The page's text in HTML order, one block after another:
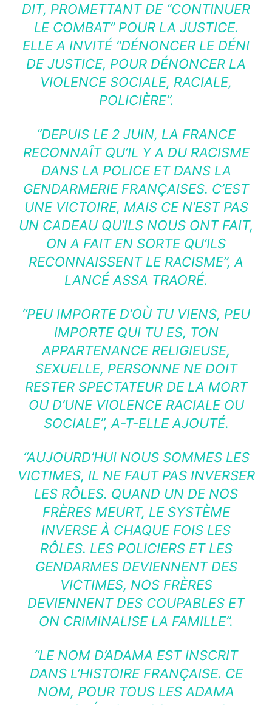
DIT, PROMETTANT DE “CONTINUER
LE COMBAT” POUR LA JUSTICE.
ELLE A INVITÉ “DÉNONCER LE DÉNI
DE JUSTICE, POUR DÉNONCER LA
VIOLENCE SOCIALE, RACIALE,
POLICIÈRE”.
“DEPUIS LE 2 JUIN, LA FRANCE
RECONNAÎT QU’IL Y A DU RACISME
DANS LA POLICE ET DANS LA
GENDARMERIE FRANÇAISES. C’EST
UNE VICTOIRE, MAIS CE N’EST PAS
UN CADEAU QU’ILS NOUS ONT FAIT,
ON A FAIT EN SORTE QU’ILS
RECONNAISSENT LE RACISME”, A
LANCÉ ASSA TRAORÉ.
“PEU IMPORTE D’OÙ TU VIENS, PEU
IMPORTE QUI TU ES, TON
APPARTENANCE RELIGIEUSE,
SEXUELLE, PERSONNE NE DOIT
RESTER SPECTATEUR DE LA MORT
OU D’UNE VIOLENCE RACIALE OU
SOCIALE”, A-T-ELLE AJOUTÉ.
“AUJOURD’HUI NOUS SOMMES LES
VICTIMES, IL NE FAUT PAS INVERSER
LES RÔLES. QUAND UN DE NOS
FRÈRES MEURT, LE SYSTÈME
INVERSE À CHAQUE FOIS LES
RÔLES. LES POLICIERS ET LES
GENDARMES DEVIENNENT DES
VICTIMES, NOS FRÈRES
DEVIENNENT DES COUPABLES ET
ON CRIMINALISE LA FAMILLE”.
“LE NOM D’ADAMA EST INSCRIT
DANS L’HISTOIRE FRANÇAISE. CE
NOM, POUR TOUS LES ADAMA